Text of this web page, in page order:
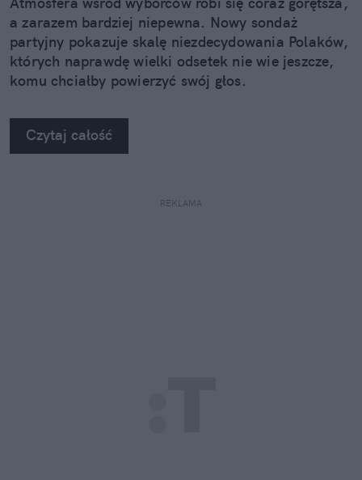
a zarazem bardziej niepewna. Nowy sondaż
partyjny pokazuje skalę niezdecydowania Polaków,
których naprawdę wielki odsetek nie wie jeszcze,
komu chciałby powierzyć swój głos.
Czytaj całość
REKLAMA